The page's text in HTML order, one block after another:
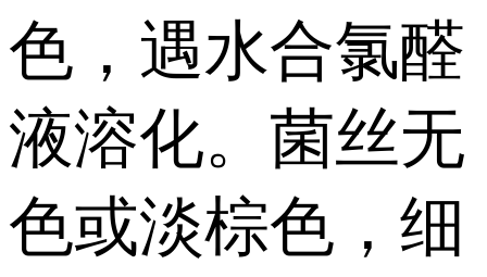
色，遇水合氯醛
液溶化。菌丝无
色或淡棕色，细